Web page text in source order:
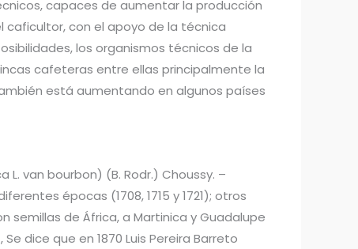
capaces de aumentar la producción
caficultor, con el apoyo de la técnica
los organismos técnicos de la
cafeteras entre ellas principalmente la
está aumentando en algunos países
van bourbon) (B. Rodr.) Choussy. –
épocas (1708, 1715 y 1721); otros
semillas de África, a Martinica y Guadalupe
dice que en 1870 Luis Pereira Barreto